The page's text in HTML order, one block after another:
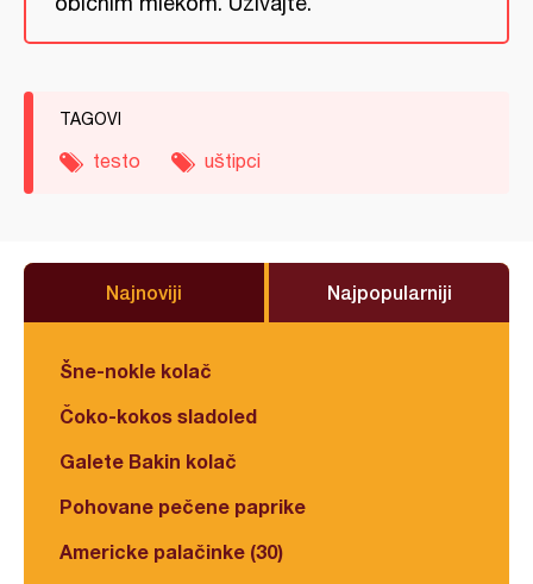
TAGOVI
testo uštipci
Najnoviji Najpopularniji
Šne-nokle kolač
Čoko-kokos sladoled
Galete Bakin kolač
Pohovane pečene paprike
Americke palačinke (30)